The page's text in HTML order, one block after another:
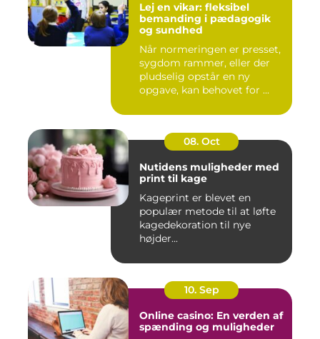
Lej en vikar: fleksibel
bemanding i pædagogik
og sundhed
Når normeringen er presset,
sygdom rammer, eller der
pludselig opstår en ny
opgave, kan behovet for ...
08. Oct
Nutidens muligheder med
print til kage
Kageprint er blevet en
populær metode til at løfte
kagedekoration til nye
højder...
10. Sep
Online casino: En verden af
spænding og muligheder